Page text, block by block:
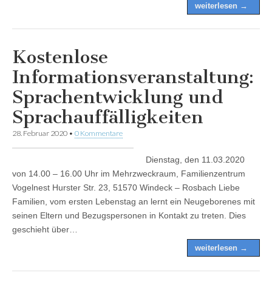
weiterlesen →
Kostenlose
Informationsveranstaltung:
Sprachentwicklung und
Sprachauffälligkeiten
28. Februar 2020 • 0 Kommentare
Dienstag, den 11.03.2020
von 14.00 – 16.00 Uhr im Mehrzweckraum, Familienzentrum
Vogelnest Hurster Str. 23, 51570 Windeck – Rosbach Liebe
Familien, vom ersten Lebenstag an lernt ein Neugeborenes mit
seinen Eltern und Bezugspersonen in Kontakt zu treten. Dies
geschieht über…
weiterlesen →